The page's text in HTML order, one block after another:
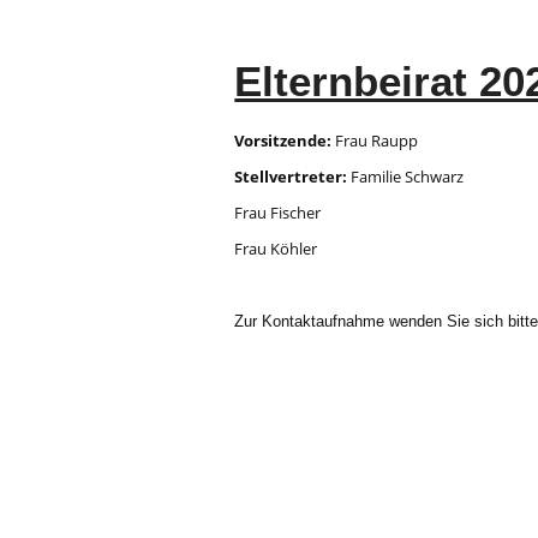
Elternbeirat
Vorsitzende: Frau Raupp
Stellvertreter: Familie Schwarz
Frau Fischer
Frau Köhler
Zur Kontaktaufnahme wenden Sie sich